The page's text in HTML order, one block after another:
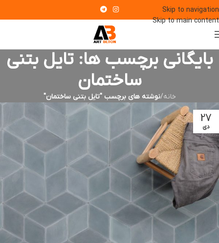
Skip to navigation
Skip to main content
بایگانی برچسب ها: تایل بتنی
ساختمان
خانه/نوشته های برچسب "تایل بتنی ساختمان"
27
دی